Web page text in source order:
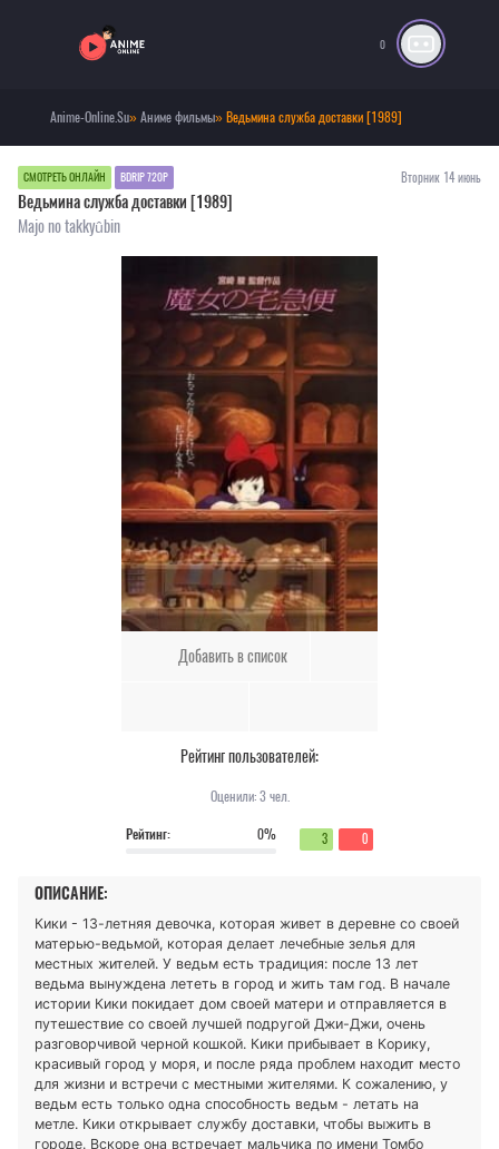
0
Anime-Online.Su»Аниме фильмы» Ведьмина служба доставки [1989]
СМОТРЕТЬ ОНЛАЙН BDRIP 720P Вторник 14 июнь
Ведьмина служба доставки [1989]
Majo no takkyûbin
Добавить в список
Рейтинг пользователей:
Оценили:3чел.
Рейтинг:
0% 3 0
ОПИСАНИЕ:
Кики - 13-летняя девочка, которая живет в деревне со своей
матерью-ведьмой, которая делает лечебные зелья для
местных жителей. У ведьм есть традиция: после 13 лет
ведьма вынуждена лететь в город и жить там год. В начале
истории Кики покидает дом своей матери и отправляется в
путешествие со своей лучшей подругой Джи-Джи, очень
разговорчивой черной кошкой. Кики прибывает в Корику,
красивый город у моря, и после ряда проблем находит место
для жизни и встречи с местными жителями. К сожалению, у
ведьм есть только одна способность ведьм - летать на
метле. Кики открывает службу доставки, чтобы выжить в
городе. Вскоре она встречает мальчика по имени Томбо